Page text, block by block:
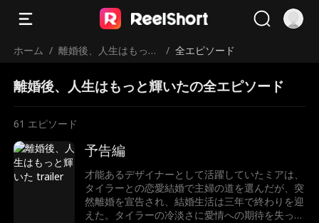
ホーム / 離婚後、人生はもっと
/ 全エピソード
離婚後、人生はもっと輝いたの全エピソード
61 エピソード
予告編
才能あるデザイナーとして活躍していたミアは、
タイラーとの恋愛結婚で主婦の道を選んだが、突
然離婚を宣告され、結婚生活は三年で終わりを迎
えた。タイラーの冷淡さに愛情への期待を失った